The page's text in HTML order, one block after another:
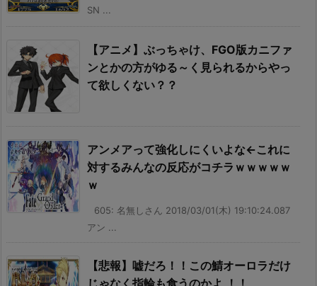
SN ...
【アニメ】ぶっちゃけ、FGO版カニファ
ンとかの方がゆる～く見られるからやっ
て欲しくない？？
アンメアって強化しにくいよな←これに
対するみんなの反応がコチラｗｗｗｗｗ
ｗ
605: 名無しさん 2018/03/01(木) 19:10:24.087
アン ...
【悲報】嘘だろ！！この鯖オーロラだけ